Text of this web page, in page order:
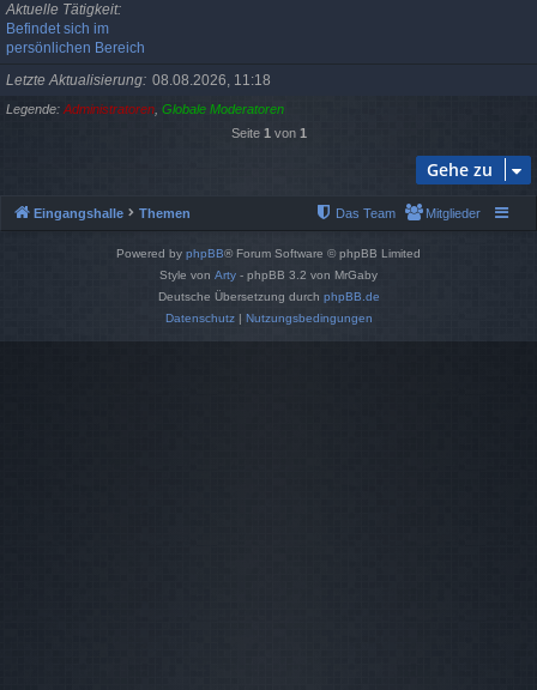
Aktuelle Tätigkeit
Befindet sich im
persönlichen Bereich
Letzte Aktualisierung 08.08.2026, 11:18
Legende: Administratoren Globale Moderatoren
Seite 1 von 1
Gehe zu
Eingangshalle Themen Mitglieder
Das Team
Powered by phpBB® Forum Software © phpBB Limited
Style von Arty - phpBB 3.2 von MrGaby
Deutsche Übersetzung durch phpBB.de
Datenschutz| Nutzungsbedingungen